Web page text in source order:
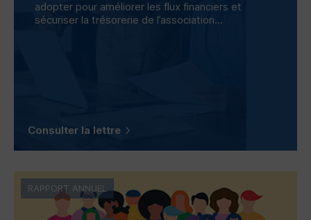
adopter pour améliorer les flux financiers et
sécuriser la trésorerie de l’association...
Consulter la lettre
RAPPORT ANNUEL